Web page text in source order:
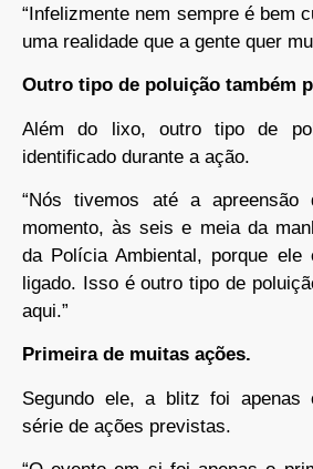
“Infelizmente nem sempre é bem
uma realidade que a gente quer
Outro tipo de poluição também
Além do lixo, outro tipo de
identificado durante a ação.
“Nós tivemos até a
momento, às seis e meia da
da Polícia Ambiental, porque
ligado. Isso é outro tipo de
aqui.”
Primeira de muitas ações.
Segundo ele, a blitz foi apenas
série de ações previstas.